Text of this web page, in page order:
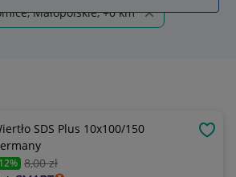
Małopolskie, +0 km
SDS Plus 10x100/150
8,00 zł